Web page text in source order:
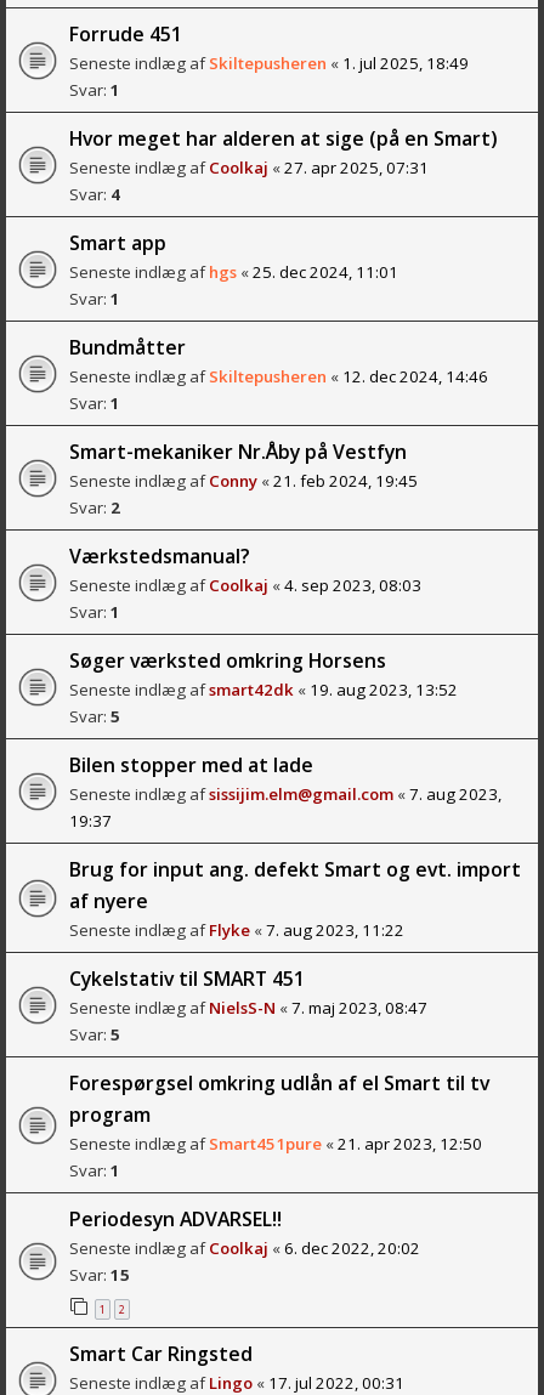
Forrude 451
Seneste indlæg afSkiltepusheren « 1. jul 2025, 18:49
Svar: 1
Hvor meget har alderen at sige (på en Smart)
Seneste indlæg afCoolkaj «27. apr 2025, 07:31
Svar: 4
Smart app
Seneste indlæg afhgs «25. dec 2024, 11:01
Svar: 1
Bundmåtter
Seneste indlæg afSkiltepusheren « 12. dec 2024, 14:46
Svar: 1
Smart-mekaniker Nr.Åby på Vestfyn
Seneste indlæg afConny «21. feb 2024, 19:45
Svar: 2
Værkstedsmanual?
Seneste indlæg afCoolkaj «4. sep 2023, 08:03
Svar: 1
Søger værksted omkring Horsens
Seneste indlæg afsmart42dk « 19. aug 2023, 13:52
Svar: 5
Bilen stopper med at lade
Seneste indlæg afsissijim.elm@gmail.com «7. aug 2023,
19:37
Brug for input ang. defekt Smart og evt. import
af nyere
Seneste indlæg afFlyke «7. aug 2023, 11:22
Cykelstativ til SMART 451
Seneste indlæg afNielsS-N «7. maj 2023, 08:47
Svar: 5
Forespørgsel omkring udlån af el Smart til tv
program
Seneste indlæg afSmart451pure «21. apr 2023, 12:50
Svar: 1
Periodesyn ADVARSEL!!
Seneste indlæg afCoolkaj «6. dec 2022, 20:02
Svar: 15
1 2
Smart Car Ringsted
Seneste indlæg afLingo « 17. jul 2022, 00:31